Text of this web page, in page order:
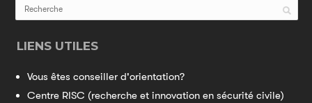
LIENS UTILES
Vous êtes conseiller d'orientation?
Centre RISC (recherche et innovation en sécurité civile)